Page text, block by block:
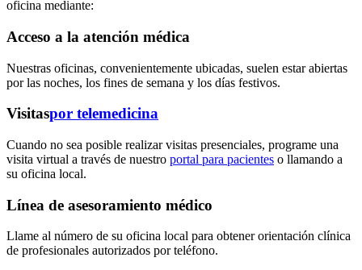
oficina mediante:
Acceso a la atención médica
Nuestras oficinas, convenientemente ubicadas, suelen estar abiertas
por las noches, los fines de semana y los días festivos.
Visitaspor telemedicina
Cuando no sea posible realizar visitas presenciales, programe una
visita virtual a través de nuestro portal para pacientes o llamando a
su oficina local.
Línea de asesoramiento médico
Llame al número de su oficina local para obtener orientación clínica
de profesionales autorizados por teléfono.